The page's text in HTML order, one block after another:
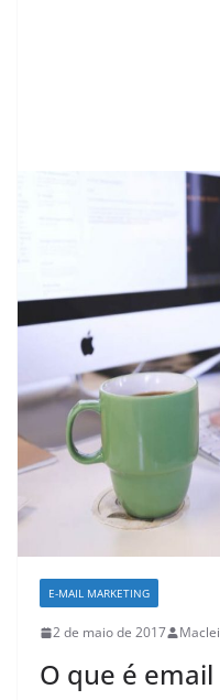
E-MAIL MARKETING
2 de maio de 2017 Maclei
O que é